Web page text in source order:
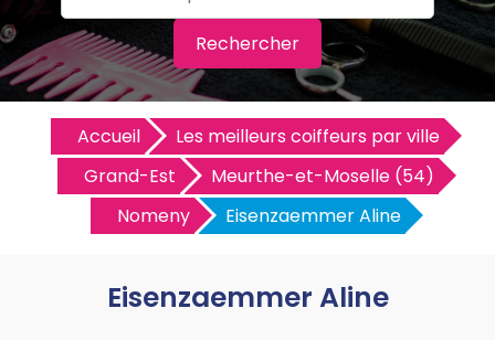
Rechercher
Accueil
Les meilleurs coiffeurs par ville
Grand-Est
Meurthe-et-Moselle (54)
Nomeny
Eisenzaemmer Aline
Eisenzaemmer Aline